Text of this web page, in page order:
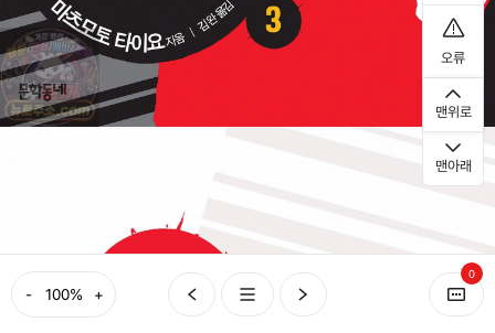
- +
0
오류
맨위로
맨아래